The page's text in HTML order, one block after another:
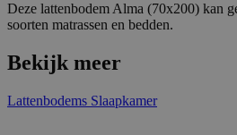
Deze lattenbodem Alma (70x200) kan
soorten matrassen en bedden.
Bekijk meer
Lattenbodems Slaapkamer